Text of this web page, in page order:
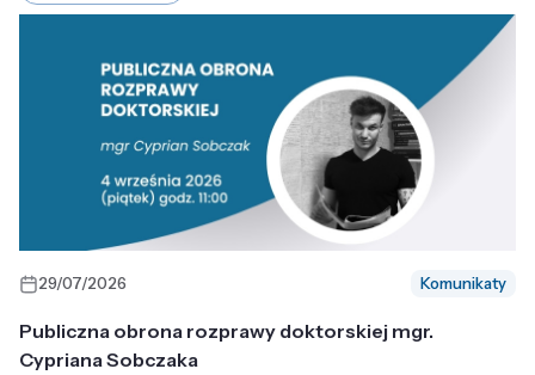
29/07/2026 Komunikaty
Publiczna obrona rozprawy doktorskiej mgr.
Cypriana Sobczaka